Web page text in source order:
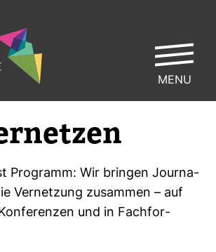
Pro­gramm: Wir bringen Jour­na­
Ver­net­zung zusammen – auf
und in Fach­for­
MENU